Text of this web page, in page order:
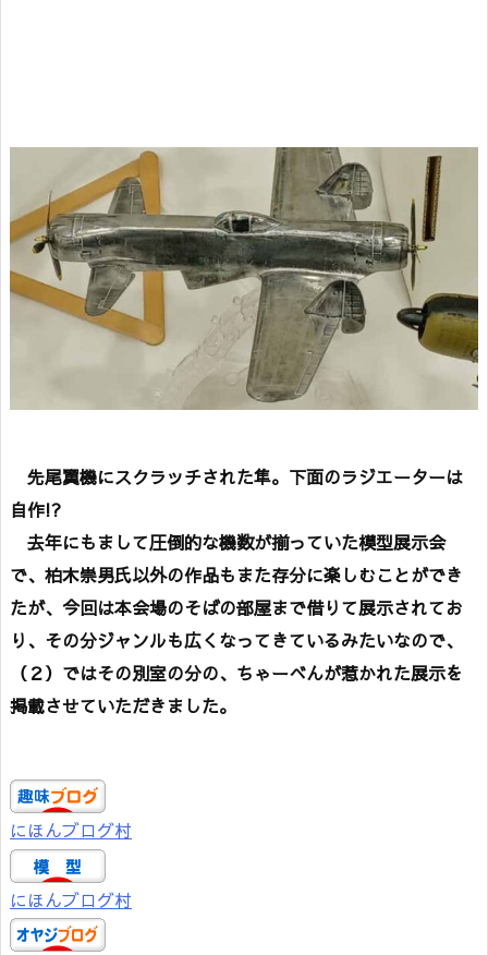
先尾翼機にスクラッチされた隼。下面のラジエーターは
自作!?
去年にもまして圧倒的な機数が揃っていた模型展示会
で、柏木崇男氏以外の作品もまた存分に楽しむことができ
たが、今回は本会場のそばの部屋まで借りて展示されてお
り、その分ジャンルも広くなってきているみたいなので、
（２）ではその別室の分の、ちゃーべんが惹かれた展示を
掲載させていただきました。
にほんブログ村
にほんブログ村